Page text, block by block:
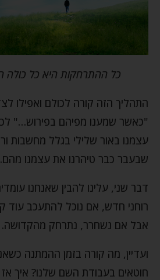
כל ההתרחקות היא כל
התהליך הזה קורה לכולם ואפילו
"כאשר שמענו מפיהם בפירוש…"
עצמנו באור שלילי בגלל מחשבות
שבעבר כבר טיהרנו את עצמנו מהם.
דבר שני, עלינו להבין שאנחנו
רוחני חדש, אם נוכל להתעכב עוד
אבל אם נשחרר, נתרחק מהקדושה.
ועדיין, מה קורה בזמן ההמתנה
חוטאים בעבודת השם שלנו? איך אז